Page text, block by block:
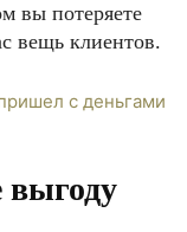
вы потеряете
вещь клиентов.